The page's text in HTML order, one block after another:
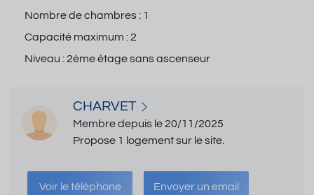
Nombre de chambres : 1
Capacité maximum :2
Niveau :2ème étage sans ascenseur
CHARVET
Membre depuis le 20/11/2025
Propose 1 logement sur le site.
Voir le téléphone Envoyer un email